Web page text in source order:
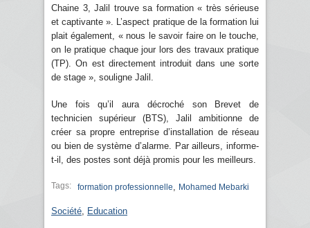
Chaine 3, Jalil trouve sa formation « très sérieuse
et captivante ». L’aspect pratique de la formation lui
plait également, « nous le savoir faire on le touche,
on le pratique chaque jour lors des travaux pratique
(TP). On est directement introduit dans une sorte
de stage », souligne Jalil.
Une fois qu’il aura décroché son Brevet de
technicien supérieur (BTS), Jalil ambitionne de
créer sa propre entreprise d’installation de réseau
ou bien de système d’alarme. Par ailleurs, informe-
t-il, des postes sont déjà promis pour les meilleurs.
Tags: formation professionnelle Mohamed Mebarki
Société Education